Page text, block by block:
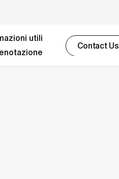
utili
Contact Us